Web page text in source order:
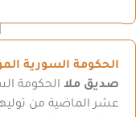
الحكومة السورية
صديق ملا الحكومة
عشر الماضية من